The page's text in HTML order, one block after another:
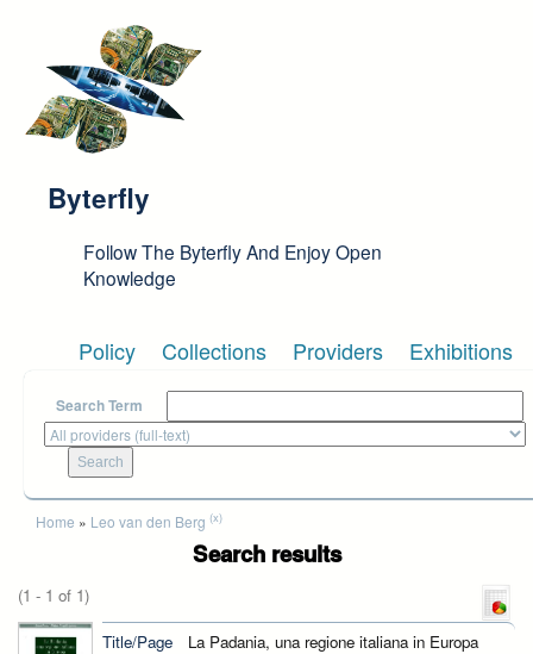
Byterfly
Follow The Byterfly And Enjoy Open
Knowledge
Policy Collections Providers Exhibitions
Search Term
You are here
Home » Leo van den Berg (x)
Search results
(1 - 1 of 1)
Title/Page
La Padania, una regione italiana in Europa